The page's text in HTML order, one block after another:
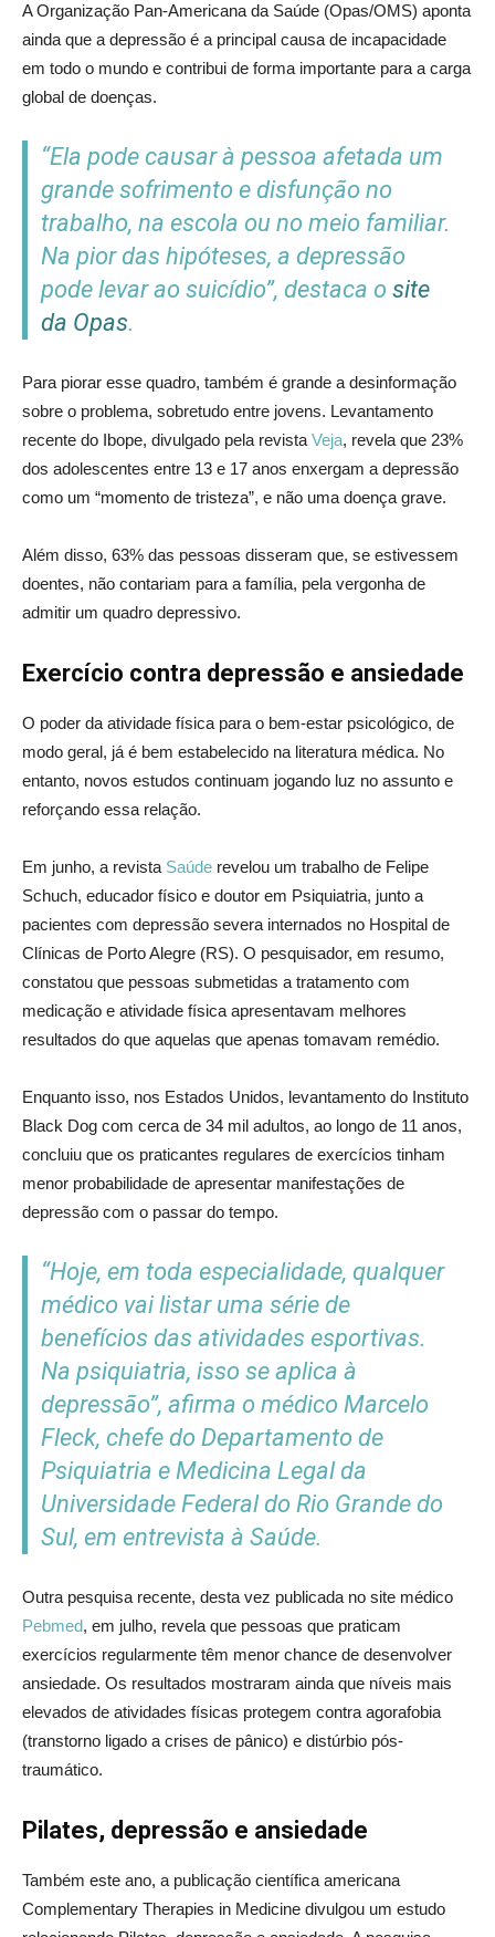
A Organização Pan-Americana da Saúde (Opas/OMS) aponta
ainda que a depressão é a principal causa de incapacidade
em todo o mundo e contribui de forma importante para a carga
global de doenças.
“Ela pode causar à pessoa afetada um
grande sofrimento e disfunção no
trabalho, na escola ou no meio familiar.
Na pior das hipóteses, a depressão
pode levar ao suicídio”, destaca osite
da Opas.
Para piorar esse quadro, também é grande a desinformação
sobre o problema, sobretudo entre jovens. Levantamento
recente do Ibope, divulgado pela revista Veja, revela que 23%
dos adolescentes entre 13 e 17 anos enxergam a depressão
como um “momento de tristeza”, e não uma doença grave.
Além disso, 63% das pessoas disseram que, se estivessem
doentes, não contariam para a família, pela vergonha de
admitir um quadro depressivo.
Exercício contra depressão e ansiedade
O poder da atividade física para o bem-estar psicológico, de
modo geral, já é bem estabelecido na literatura médica. No
entanto, novos estudos continuam jogando luz no assunto e
reforçando essa relação.
Em junho, a revista Saúde revelou um trabalho de Felipe
Schuch, educador físico e doutor em Psiquiatria, junto a
pacientes com depressão severa internados no Hospital de
Clínicas de Porto Alegre (RS). O pesquisador, em resumo,
constatou que pessoas submetidas a tratamento com
medicação e atividade física apresentavam melhores
resultados do que aquelas que apenas tomavam remédio.
Enquanto isso, nos Estados Unidos, levantamento do Instituto
Black Dog com cerca de 34 mil adultos, ao longo de 11 anos,
concluiu que os praticantes regulares de exercícios tinham
menor probabilidade de apresentar manifestações de
depressão com o passar do tempo.
“Hoje, em toda especialidade, qualquer
médico vai listar uma série de
benefícios das atividades esportivas.
Na psiquiatria, isso se aplica à
depressão”, afirma o médico Marcelo
Fleck, chefe do Departamento de
Psiquiatria e Medicina Legal da
Universidade Federal do Rio Grande do
Sul, em entrevista à Saúde.
Outra pesquisa recente, desta vez publicada no site médico
Pebmed, em julho, revela que pessoas que praticam
exercícios regularmente têm menor chance de desenvolver
ansiedade. Os resultados mostraram ainda que níveis mais
elevados de atividades físicas protegem contra agorafobia
(transtorno ligado a crises de pânico) e distúrbio pós-
traumático.
Pilates, depressão e ansiedade
Também este ano, a publicação científica americana
Complementary Therapies in Medicine divulgou um estudo